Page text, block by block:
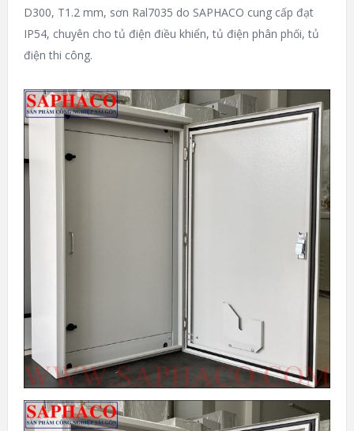
D300, T1.2 mm, sơn Ral7035 do SAPHACO cung cấp đạt
IP54, chuyên cho tủ điện điều khiển, tủ điện phân phối, tủ
điện thi công.